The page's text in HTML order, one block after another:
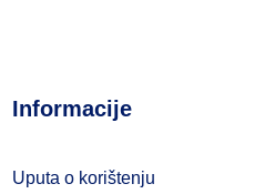
Informacije
Uputa o korištenju